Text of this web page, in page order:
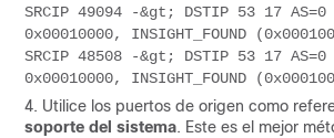
SRCIP 49094 -&gt; DSTIP 53 17
0x00010000, INSIGHT_FOUND
SRCIP 48508 -&gt; DSTIP 53 17
0x00010000, INSIGHT_FOUND
4. Utilice los puertos de origen como
soporte del sistema. Este es el mejor